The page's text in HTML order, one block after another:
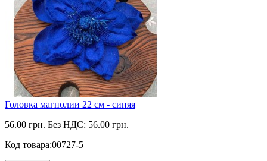
Головка магнолии 22 см - синяя
56.00 грн. Без НДС: 56.00 грн.
Код товара:00727-5